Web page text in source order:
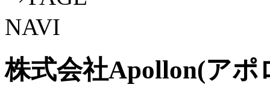
株式会社Apollon(アポ